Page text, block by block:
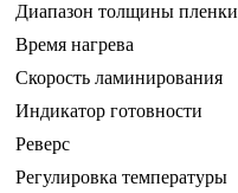
Диапазон толщины пленки
Время нагрева
Скорость ламинирования
Индикатор готовности
Реверс
Регулировка температуры